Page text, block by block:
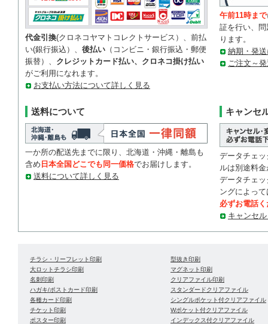
代金引換(クロネコヤマトコレクトサービス）、前払
い(銀行振込）、 後払い （コンビニ・銀行振込・郵便
振替）、 クレジットカード払い、クロネコ掛け払い
がご利用になれます。
お支払い方法について詳しく見る
送料について
一か所の配送先までに限り、北海道・沖縄・離島も
含め 日本全国どこでも同一価格でお届けします。
送料について詳しく見る
午前11時まで
証を行い、
ります。
納期・発
ご注文～
キャンセ
データチェ
ルは別途料
データチェ
ングによっ
必ずお電話
キャンセ
チラシ・リーフレット印刷
大ロットチラシ印刷
名刺印刷
ハガキ/ポストカード印刷
各種カード印刷
チケット印刷
ポスター印刷
型抜き印刷
マグネット印刷
クリアファイル印刷
スタンダードクリアファイル
シングルポケット付クリアファイル
Wポケット付クリアファイル
インデックス付クリアファイル